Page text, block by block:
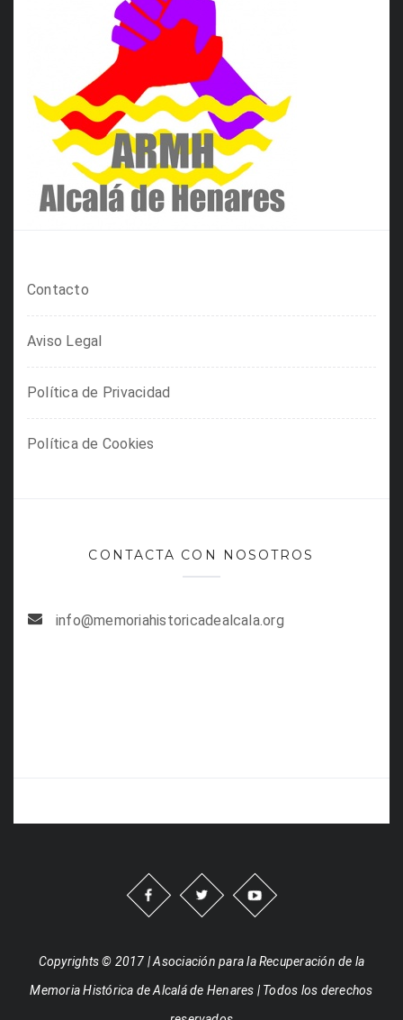
Contacto
Aviso Legal
Política de Privacidad
Política de Cookies
CONTACTA CON NOSOTROS
info@memoriahistoricadealcala.org
Copyrights © 2017 | Asociación para la Recuperación de la
Memoria Histórica de Alcalá de Henares | Todos los derechos